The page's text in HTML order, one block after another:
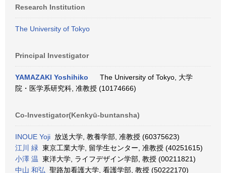
Research Institution
The University of Tokyo
Principal Investigator
YAMAZAKI Yoshihiko
The University of Tokyo, 大学
院・医学系研究科, 准教授 (10174666)
Co-Investigator(Kenkyū-buntansha)
INOUE Yoji 放送大学, 教養学部, 准教授 (60375623)
江川 緑 東京工業大学, 留学生センター, 准教授 (40251615)
小澤 温 東洋大学, ライフデザイン学部, 教授 (00211821)
中山 和弘 聖路加看護大学, 看護学部, 教授 (50222170)